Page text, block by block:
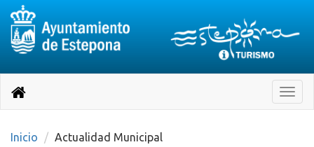
página
Toggle
Destino:
Volver
inicio
Inicio Actualidad Municipal